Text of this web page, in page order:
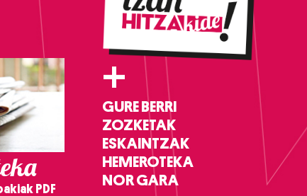
PDF
+
GURE BERRI
ZOZKETAK
ESKAINTZAK
HEMEROTEKA
NOR GARA